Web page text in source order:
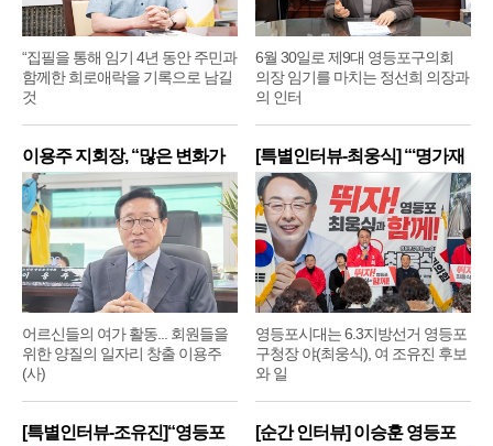
“집필을 통해 임기 4년 동안 주민과
함께한 희로애락을 기록으로 남길
것
6월 30일로 제9대 영등포구의회
의장 임기를 마치는 정선희 의장과
의 인터
이용주 지회장, “많은 변화가
어르신들의 여가 활동... 회원들을
위한 양질의 일자리 창출 이용주
(사)
[특별인터뷰-최웅식] “‘명가재
영등포시대는 6.3지방선거 영등포
구청장 야(최웅식), 여 조유진 후보
와 일
[특별인터뷰-조유진]“영등포
[순간 인터뷰] 이승훈 영등포